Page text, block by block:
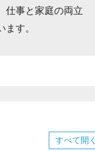
仕事と家庭の両立
す。
すべて開く